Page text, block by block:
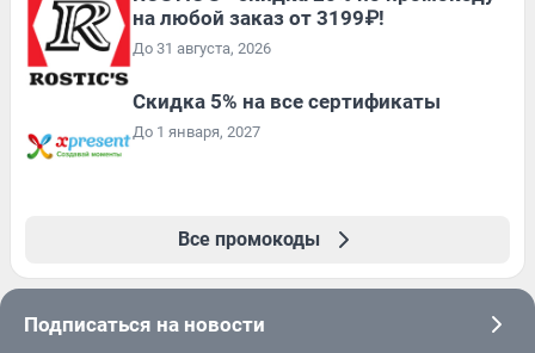
на любой заказ от 3199₽!
До 31 августа, 2026
Скидка 5% на все сертификаты
До 1 января, 2027
Все промокоды
Подписаться на новости